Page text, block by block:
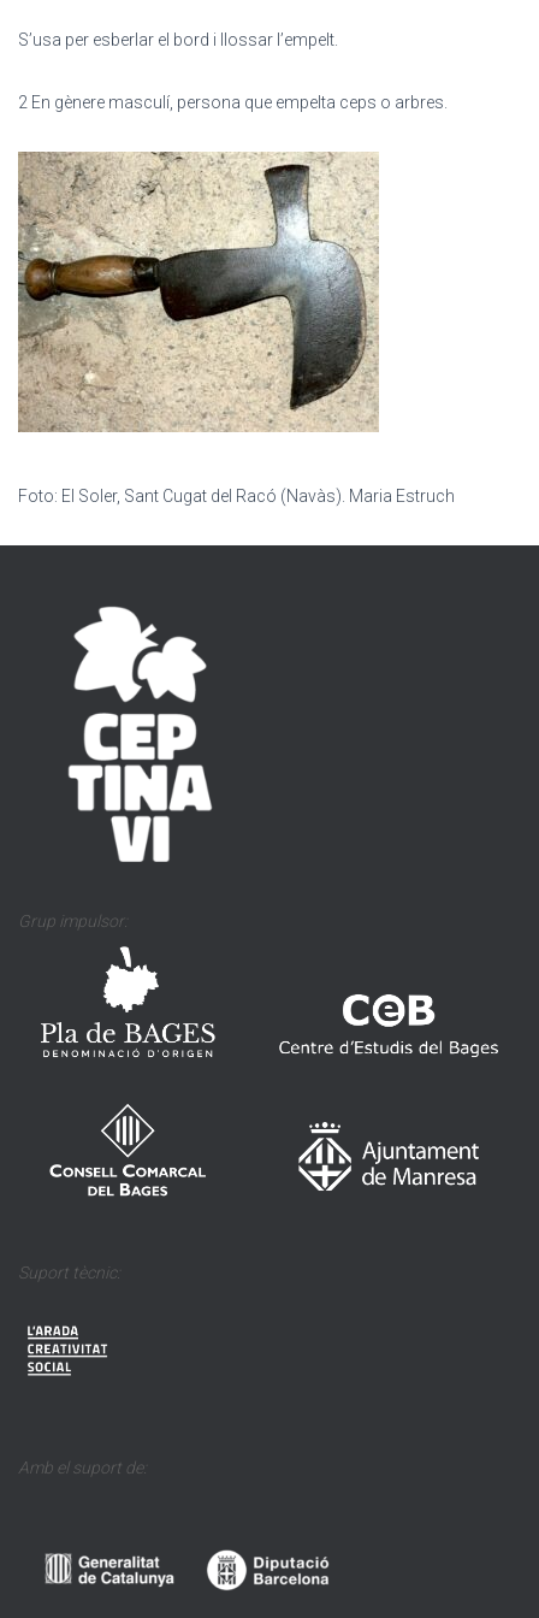
S’usa per esberlar el bord i llossar l’empelt.
2 En gènere masculí, persona que empelta ceps o arbres.
Foto: El Soler, Sant Cugat del Racó (Navàs). Maria Estruch
Grup impulsor:
Suport tècnic:
Amb el suport de: